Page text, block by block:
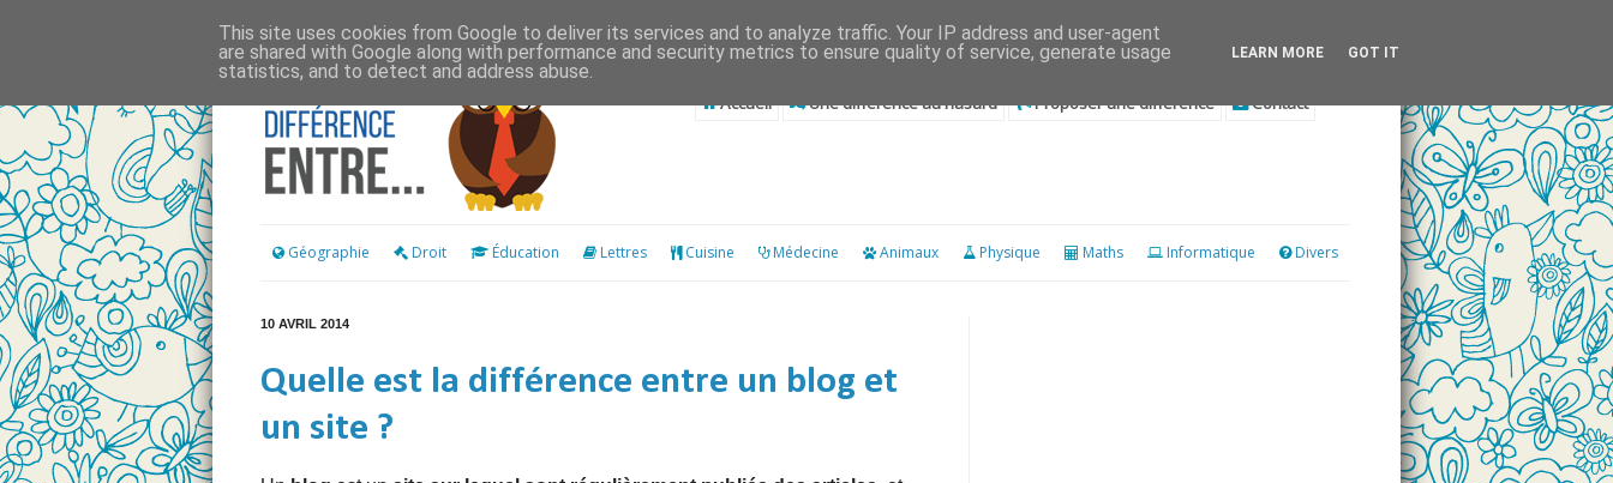
Accueil Une différence au hasard Proposer une différence Contact
Géographie Droit Éducation Lettres Cuisine Médecine Animaux Physique Maths Informatique Divers
10 AVRIL 2014
Quelle est la différence entre un blog et
un site ?
This site uses cookies from Google to deliver its services and to analyze traffic. Your IP address and user-agent
are shared with Google along with performance and security metrics to ensure quality of service, generate usage
statistics, and to detect and address abuse.
LEARN MORE GOT IT